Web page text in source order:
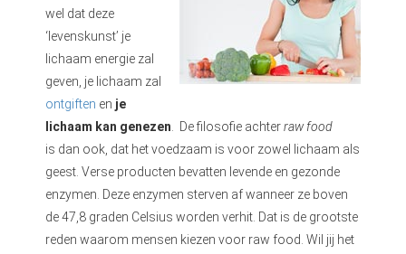
wel dat deze
‘levenskunst’ je
lichaam energie zal
geven, je lichaam zal
ontgiften en je
lichaam kan genezen. De filosofie achterraw food
is dan ook, dat het voedzaam is voor zowel lichaam als
geest. Verse producten bevatten levende en gezonde
enzymen. Deze enzymen sterven af wanneer ze boven
de 47,8 graden Celsius worden verhit. Dat is de grootste
reden waarom mensen kiezen voor raw food. Wil jij het